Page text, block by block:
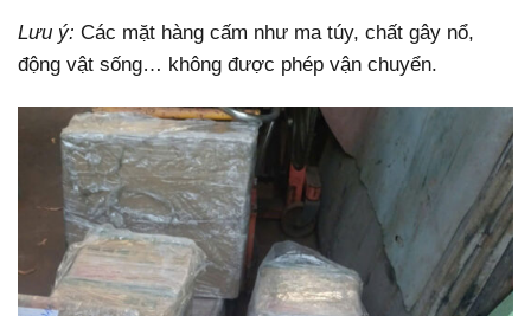
Lưu ý: Các mặt hàng cấm như ma túy, chất gây nổ,
động vật sống… không được phép vận chuyển.